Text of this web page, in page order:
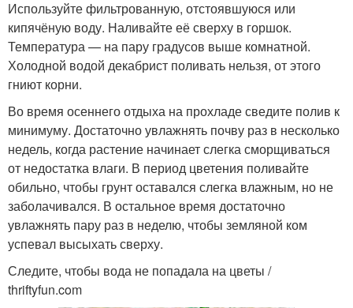
Используйте фильтрованную, отстоявшуюся или
кипячёную воду. Наливайте её сверху в горшок.
Температура — на пару градусов выше комнатной.
Холодной водой декабрист поливать нельзя, от этого
гниют корни.
Во время осеннего отдыха на прохладе сведите полив к
минимуму. Достаточно увлажнять почву раз в несколько
недель, когда растение начинает слегка сморщиваться
от недостатка влаги. В период цветения поливайте
обильно, чтобы грунт оставался слегка влажным, но не
заболачивался. В остальное время достаточно
увлажнять пару раз в неделю, чтобы земляной ком
успевал высыхать сверху.
Следите, чтобы вода не попадала на цветы /
thriftyfun.com